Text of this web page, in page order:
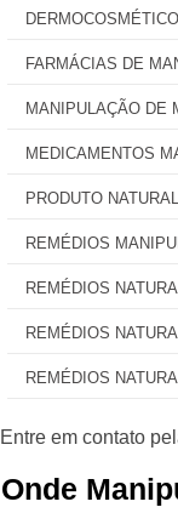
DERMOCOSMÉTICO
FARMÁCIAS DE
MANIPULAÇÃO DE
MEDICAMENTOS
PRODUTO NATURAL
REMÉDIOS
REMÉDIOS
REMÉDIOS
REMÉDIOS
Onde